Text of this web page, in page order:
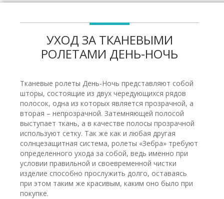
УХОД ЗА ТКАНЕВЫМИ
РОЛЕТАМИ ДЕНЬ-НОЧЬ
Тканевые ролеты День-Ночь представляют собой
шторы, состоящие из двух чередующихся рядов
полосок, одна из которых является прозрачной, а
вторая – непрозрачной. Затемняющей полосой
выступает ткань, а в качестве полосы прозрачной
используют сетку. Так же как и любая другая
солнцезащитная система, ролеты «Зебра» требуют
определенного ухода за собой, ведь именно при
условии правильной и своевременной чистки
изделие способно прослужить долго, оставаясь
при этом таким же красивым, каким оно было при
покупке.